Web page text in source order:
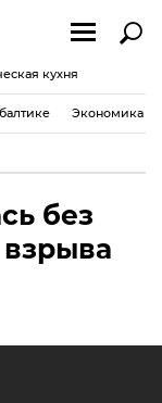
кухня
Экономика
без
взрыва